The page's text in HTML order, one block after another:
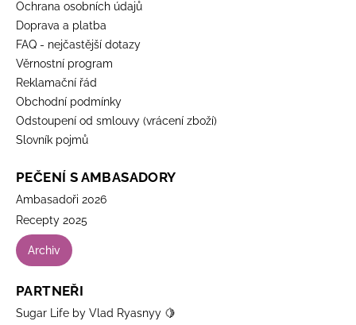
Ochrana osobních údajů
Doprava a platba
FAQ - nejčastější dotazy
Věrnostní program
Reklamační řád
Obchodní podmínky
Odstoupení od smlouvy (vrácení zboží)
Slovník pojmů
PEČENÍ S AMBASADORY
Ambasadoři 2026
Recepty 2025
Archiv
PARTNEŘI
Sugar Life by Vlad Ryasnyy 🍋